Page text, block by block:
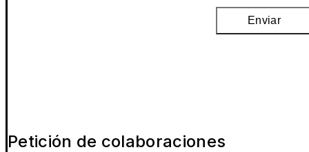
Enviar
Petición de colaboraciones